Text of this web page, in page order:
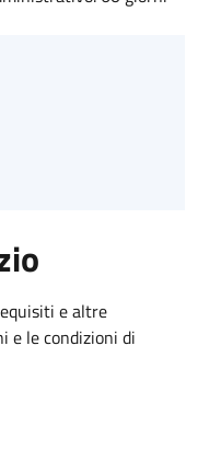
e altre
e le condizioni di